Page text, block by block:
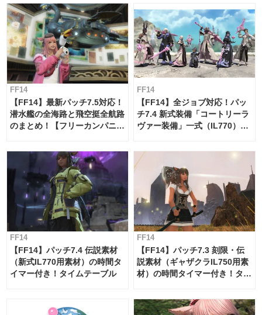
FF14
【FF14】最新パッチ7.5対応！
潜水艦の全海路と飛空挺全航路
のまとめ！【フリーカンパニ
FF14
【FF14】全ジョブ対応！パッ
チ7.4 新式装備「コートリーラ
ヴァー装備」一式（IL770）の
FF14
【FF14】パッチ7.4 伝説素材
（新式IL770用素材）の時間タ
イマー付き！タイムテーブル
FF14
【FF14】パッチ7.3 刻限・伝
説素材（ギャザクラIL750用素
材）の時間タイマー付き！タイ